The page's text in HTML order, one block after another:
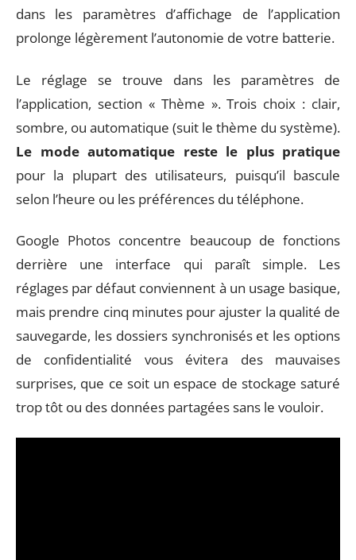
dans les paramètres d’affichage de l’application
prolonge légèrement l’autonomie de votre batterie.
Le réglage se trouve dans les paramètres de
l’application, section « Thème ». Trois choix : clair,
sombre, ou automatique (suit le thème du système).
Le mode automatique reste le plus pratique
pour la plupart des utilisateurs, puisqu’il bascule
selon l’heure ou les préférences du téléphone.
Google Photos concentre beaucoup de fonctions
derrière une interface qui paraît simple. Les
réglages par défaut conviennent à un usage basique,
mais prendre cinq minutes pour ajuster la qualité de
sauvegarde, les dossiers synchronisés et les options
de confidentialité vous évitera des mauvaises
surprises, que ce soit un espace de stockage saturé
trop tôt ou des données partagées sans le vouloir.